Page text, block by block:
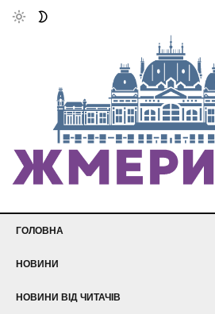
ГОЛОВНА
НОВИНИ
НОВИНИ ВІД ЧИТАЧІВ